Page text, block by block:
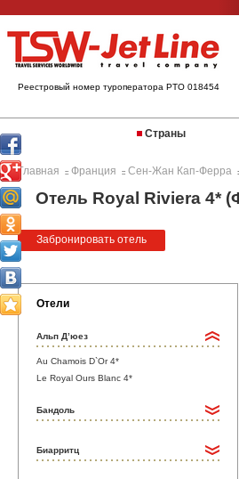
Реестровый номер туроператора РТО 018454
Страны
Главная :: Франция :: Сен-Жан Кап-Ферра
Отель Royal Riviera 4*
Забронировать отель
Отели
Альп Д’юез
Au Chamois D`Or 4*
Le Royal Ours Blanc 4*
Бандоль
Биарритц